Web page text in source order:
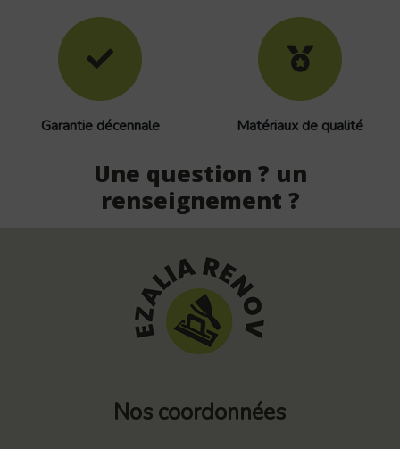
Garantie décennale Matériaux de qualité
Une question ? un
renseignement ?
Nos coordonnées